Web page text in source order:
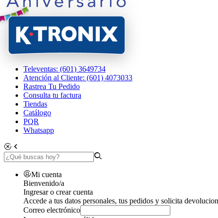
Televentas: (601) 3649734
Atención al Cliente: (601) 4073033
Rastrea Tu Pedido
Consulta tu factura
Tiendas
Catálogo
PQR
Whatsapp
Mi cuenta
Bienvenido/a
Ingresar o crear cuenta
Accede a tus datos personales, tus pedidos y solicita
Correo electrónico